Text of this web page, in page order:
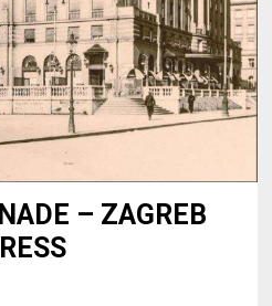
– ZAGREB